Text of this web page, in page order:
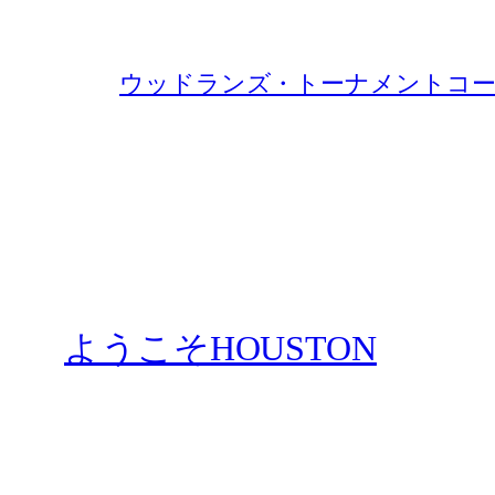
ウッドランズ・トーナメントコ
ようこそHOUSTON